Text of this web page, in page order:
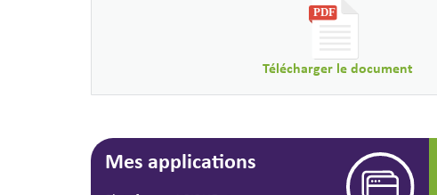
Télécharger le document
Mes applications